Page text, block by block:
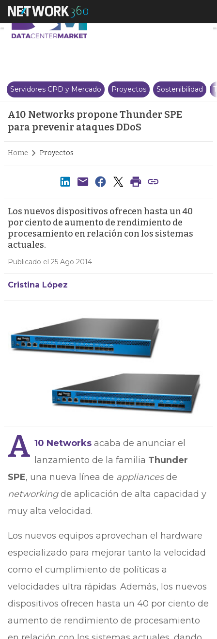
A10 Networks propone
Servidores CPD y Mercado Proyectos Sostenibilidad
A10 Networks propone Thunder SPE
para prevenir ataques DDoS
Home Proyectos
Los nuevos dispositivos ofrecen hasta un 40
por ciento de aumento de rendimiento de
procesamiento en relación con los sistemas
actuales.
Publicado el 25 Ago 2014
Cristina López
A 10 Networksacaba de anunciar el
lanzamiento de la familia Thunder
SPE, una nueva línea de appliancesde
networkingde aplicación de alta capacidad y
muy alta velocidad.
Los nuevos equipos aprovechan el hardware
especializado para mejorar tanto la velocidad
como el cumplimiento de políticas a
velocidades ultra rápidas. Además, los nuevos
dispositivos ofrecen hasta un 40 por ciento de
aumento de rendimiento de procesamiento